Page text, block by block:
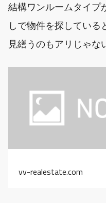
結構ワンルームタイプ
しで物件を探している
見繕うのもアリじゃな
vv-realestate.com